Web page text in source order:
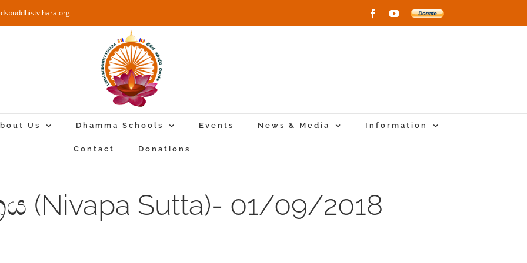
FacebookYouTube
Donate
Us Dhamma Schools Events News & Media Information
Contact Donations
(Nivapa Sutta)- 01/09/2018